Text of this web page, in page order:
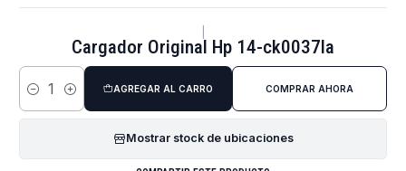
Cargador Original Hp 14-ck0037la
Cantidad
AGREGAR AL CARRO COMPRAR AHORA
Mostrar stock de ubicaciones